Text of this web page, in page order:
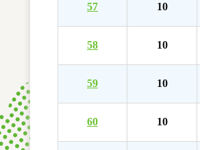
57 10
58 10
59 10
60 10